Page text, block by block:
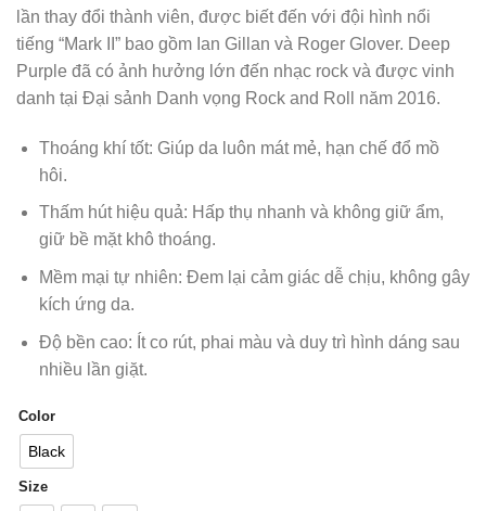
lần thay đổi thành viên, được biết đến với đội hình nổi
tiếng “Mark II” bao gồm Ian Gillan và Roger Glover. Deep
Purple đã có ảnh hưởng lớn đến nhạc rock và được vinh
danh tại Đại sảnh Danh vọng Rock and Roll năm 2016.
Thoáng khí tốt: Giúp da luôn mát mẻ, hạn chế đổ mồ
hôi.
Thấm hút hiệu quả: Hấp thụ nhanh và không giữ ẩm,
giữ bề mặt khô thoáng.
Mềm mại tự nhiên: Đem lại cảm giác dễ chịu, không gây
kích ứng da.
Độ bền cao: Ít co rút, phai màu và duy trì hình dáng sau
nhiều lần giặt.
Color
Black
Size